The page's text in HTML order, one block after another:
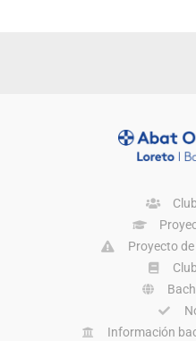
Proyecto
Información